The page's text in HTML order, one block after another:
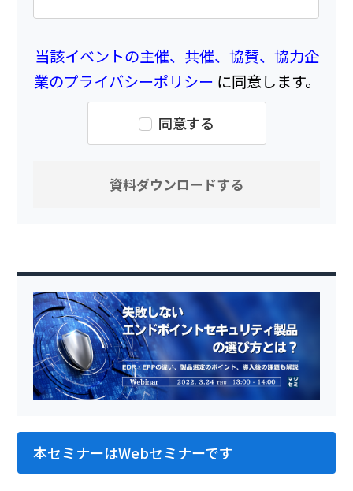
当該イベントの主催、共催、協賛、協力企
業のプライバシーポリシー に同意します。
同意する
本セミナーはWebセミナーです